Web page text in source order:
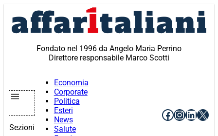
contenuto
Fondato nel 1996 da Angelo Maria Perrino
Direttore responsabile Marco Scotti
Sezioni
Economia
Corporate
Politica
Esteri
News
Salute
Facebook
X